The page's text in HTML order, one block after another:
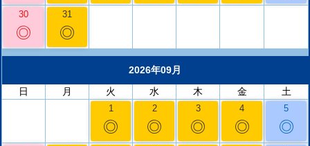
30
◎
31
◎
2026年09月
日
月 火 水 木 金 土
1
◎
2
◎
3
◎
4
◎
5
◎